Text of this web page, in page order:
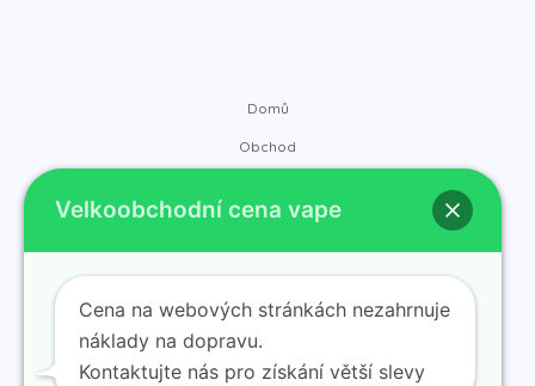
Domů
Obchod
Kontakt
Velkoobchodní cena vape
Cena na webových stránkách nezahrnuje
náklady na dopravu.
Kontaktujte nás pro získání větší slevy